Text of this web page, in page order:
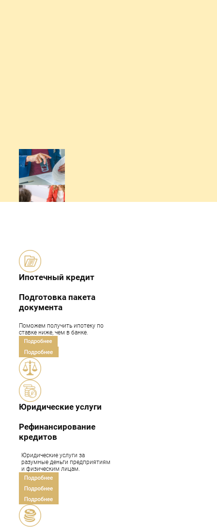
Бизнесмены
Фрилансеры
Подрядчики
Предприниматели
Сотрудники
предприятий
Ипотечный кредит
Подготовка пакета
документа
Поможем получить ипотеку по
ставке ниже, чем в банке.
Юридические услуги
Рефинансирование
кредитов
Юридические услуги за
разумные деньги предприятиям
и физическим лицам.